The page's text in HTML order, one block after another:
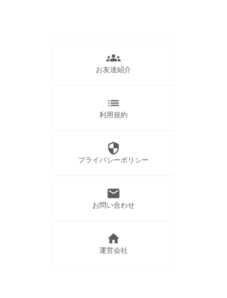
groups
お友達紹介
list
利用規約
security
プライバシーポリシー
mail
お問い合わせ
home
運営会社